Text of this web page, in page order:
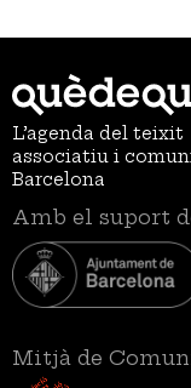
L’agenda del teixit
associatiu i
Barcelona
Amb el suport
Mitjà de